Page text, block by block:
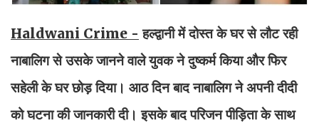
Haldwani Crime - हल्द्वानी में दोस्त के घर से लौट रही
नाबालिग से उसके जानने वाले युवक ने दुष्कर्म किया और फिर
सहेली के घर छोड़ दिया। आठ दिन बाद नाबालिग ने अपनी दीदी
को घटना की जानकारी दी। इसके बाद परिजन पीड़िता के साथ